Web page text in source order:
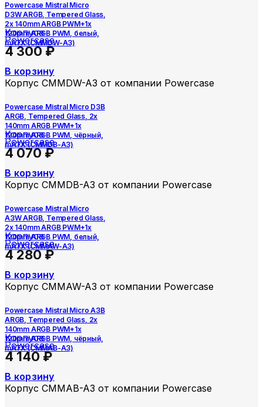
Powercase Mistral Micro
D3W ARGB, Tempered Glass,
2x 140mm ARGB PWM+1x
120mm ARGB PWM, белый,
mATX (CMMDW-A3)
Корпуса
Powercase
4 300₽
В корзину
Корпус CMMDW-A3 от компании Powercase
Powercase Mistral Micro D3B
ARGB, Tempered Glass, 2x
140mm ARGB PWM+1x
120mm ARGB PWM, чёрный,
mATX (CMMDB-A3)
Корпуса
Powercase
4 070₽
В корзину
Корпус CMMDB-A3 от компании Powercase
Powercase Mistral Micro
A3W ARGB, Tempered Glass,
2x 140mm ARGB PWM+1x
120mm ARGB PWM, белый,
mATX (CMMAW-A3)
Корпуса
Powercase
4 280₽
В корзину
Корпус CMMAW-A3 от компании Powercase
Powercase Mistral Micro A3B
ARGB, Tempered Glass, 2x
140mm ARGB PWM+1x
120mm ARGB PWM, чёрный,
mATX (CMMAB-A3)
Корпуса
Powercase
4 140₽
В корзину
Корпус CMMAB-A3 от компании Powercase